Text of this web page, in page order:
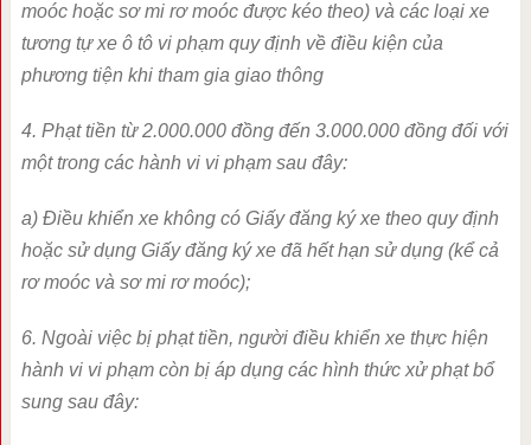
moóc hoặc sơ mi rơ moóc được kéo theo) và các loại xe
tương tự xe ô tô vi phạm quy định về điều kiện của
phương tiện khi tham gia giao thông
4. Phạt tiền từ 2.000.000 đồng đến 3.000.000 đồng đối với
một trong các hành vi vi phạm sau đây:
a) Điều khiển xe không có Giấy đăng ký xe theo quy định
hoặc sử dụng Giấy đăng ký xe đã hết hạn sử dụng (kể cả
rơ moóc và sơ mi rơ moóc);
6. Ngoài việc bị phạt tiền, người điều khiển xe thực hiện
hành vi vi phạm còn bị áp dụng các hình thức xử phạt bổ
sung sau đây: